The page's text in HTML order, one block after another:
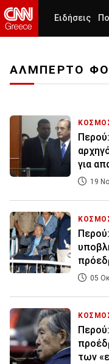
Ειδήσεις
ΑΛΜΠΕΡΤΟ
για
19
05
των